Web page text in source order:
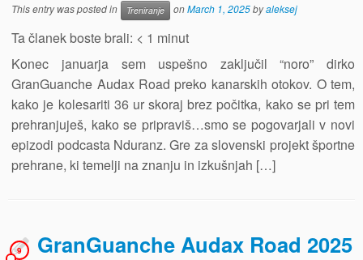
This entry was posted in Treniranje onMarch 1, 2025byaleksej
Ta članek boste brali: < 1 minut
Konec januarja sem uspešno zaključil “noro” dirko
GranGuanche Audax Road preko kanarskih otokov. O tem,
kako je kolesariti 36 ur skoraj brez počitka, kako se pri tem
prehranjuješ, kako se pripraviš…smo se pogovarjali v novi
epizodi podcasta Nduranz. Gre za slovenski projekt športne
prehrane, ki temelji na znanju in izkušnjah […]
GranGuanche Audax Road 2025
9